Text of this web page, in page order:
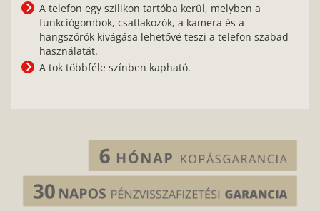
A telefon egy szilikon tartóba kerül, melyben a
funkciógombok, csatlakozók, a kamera és a
hangszórók kivágása lehetővé teszi a telefon szabad
használatát.
A tok többféle színben kapható.